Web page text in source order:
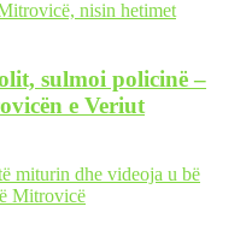
sulmoi policinë –
e Veriut